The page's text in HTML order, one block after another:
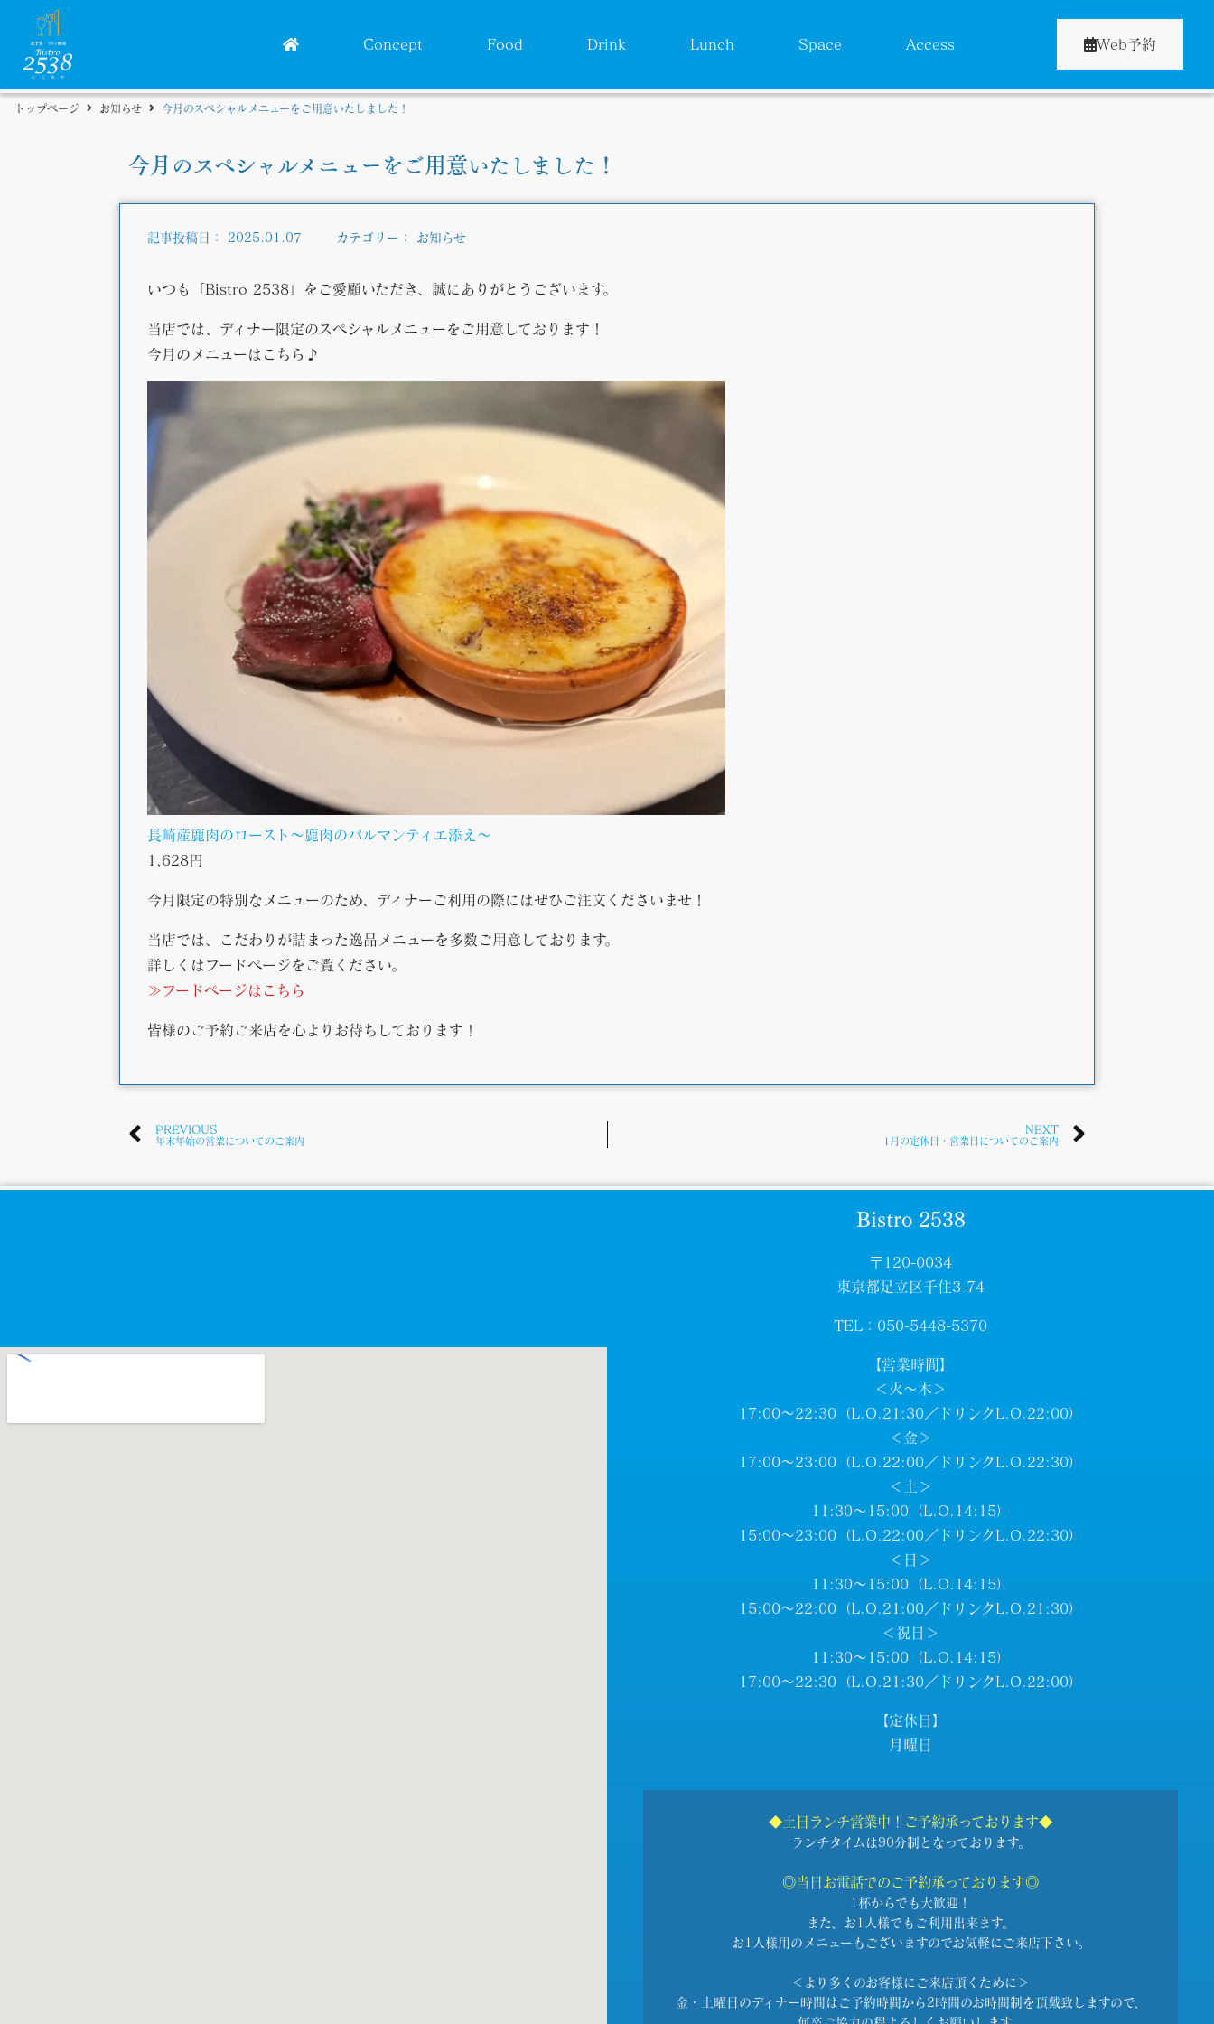
Concept Food Drink Lunch Space Access Web予約
トップページ お知らせ 今月のスペシャルメニューをご用意いたしました！
今月のスペシャルメニューをご用意いたしました！
記事投稿日： 2025.01.07 カテゴリー： お知らせ
いつも「Bistro 2538」をご愛顧いただき、誠にありがとうございます。
当店では、ディナー限定のスペシャルメニューをご用意しております！
今月のメニューはこちら♪
長崎産鹿肉のロースト ～鹿肉のパルマンティエ添え～
1,628円
今月限定の特別なメニューのため、ディナーご利用の際にはぜひご注文くださいませ！
当店では、こだわりが詰まった逸品メニューを多数ご用意しております。
詳しくはフードページをご覧ください。
≫フードページはこちら
皆様のご予約ご来店を心よりお待ちしております！
PREVIOUS
年末年始の営業についてのご案内
NEXT
1月の定休日・営業日についてのご案内
Bistro 2538
〒120-0034
東京都足立区千住3-74
TEL：050-5448-5370
【営業時間】
＜火～木＞
17:00～22:30（L.O.21:30／ドリンクL.O.22:00）
＜金＞
17:00～23:00（L.O.22:00／ドリンクL.O.22:30）
＜土＞
11:30～15:00（L.O.14:15）
15:00～23:00（L.O.22:00／ドリンクL.O.22:30）
＜日＞
11:30～15:00（L.O.14:15）
15:00～22:00（L.O.21:00／ドリンクL.O.21:30）
＜祝日＞
11:30～15:00（L.O.14:15）
17:00～22:30（L.O.21:30／ドリンクL.O.22:00）
【定休日】
月曜日
◆土日ランチ営業中！ご予約承っております◆
ランチタイムは90分制となっております。
◎当日お電話でのご予約承っております◎
1杯からでも大歓迎！
また、お1人様でもご利用出来ます。
お1人様用のメニューもございますのでお気軽にご来店下さい。
＜より多くのお客様にご来店頂くために＞
金・土曜日のディナー時間はご予約時間から 2時間のお時間制を頂戴致しますので、